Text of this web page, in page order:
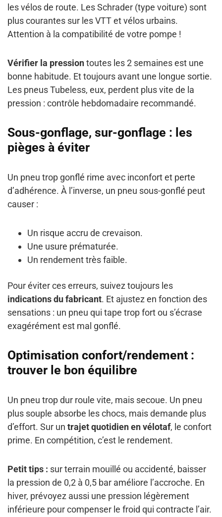
les vélos de route. Les Schrader (type voiture) sont
plus courantes sur les VTT et vélos urbains.
Attention à la compatibilité de votre pompe !
Vérifier la pressiontoutes les 2 semaines est une
bonne habitude. Et toujours avant une longue sortie.
Les pneus Tubeless, eux, perdent plus vite de la
pression : contrôle hebdomadaire recommandé.
Sous-gonflage, sur-gonflage : les
pièges à éviter
Un pneu trop gonflé rime avec inconfort et perte
d’adhérence. À l’inverse, un pneu sous-gonflé peut
causer :
Un risque accru de crevaison.
Une usure prématurée.
Un rendement très faible.
Pour éviter ces erreurs, suivez toujours les
indications du fabricant. Et ajustez en fonction des
sensations : un pneu qui tape trop fort ou s’écrase
exagérément est mal gonflé.
Optimisation confort/rendement :
trouver le bon équilibre
Un pneu trop dur roule vite, mais secoue. Un pneu
plus souple absorbe les chocs, mais demande plus
d’effort. Sur un trajet quotidien en vélotaf, le confort
prime. En compétition, c’est le rendement.
Petit tips : sur terrain mouillé ou accidenté, baisser
la pression de 0,2 à 0,5 bar améliore l’accroche. En
hiver, prévoyez aussi une pression légèrement
inférieure pour compenser le froid qui contracte l’air.